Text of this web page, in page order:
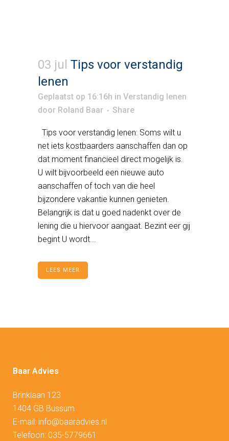
03 jul Tips voor verstandig
lenen
Geplaatst op 16:16h in Verstandig lenen
door Roland Baar Share
Tips voor verstandig lenen: Soms wilt u
net iets kostbaarders aanschaffen dan op
dat moment financieel direct mogelijk is.
U wilt bijvoorbeeld een nieuwe auto
aanschaffen of toch van die heel
bijzondere vakantie kunnen genieten.
Belangrijk is dat u goed nadenkt over de
lening die u hiervoor aangaat. Bezint eer gij
begint U wordt...
LEES MEER
Baar Advies
Brinklaan 123
1404 GB Bussum
E-mail: info@baaradvies.nl
Telefoon: 035-5779661